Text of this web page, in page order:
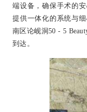
端设备，确保手术的
提供一体化的系统与
南区论岘洞50 - 5
到达。